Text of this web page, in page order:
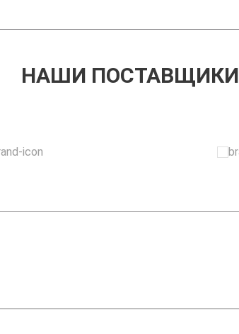
НАШИ ПОСТАВЩИКИ